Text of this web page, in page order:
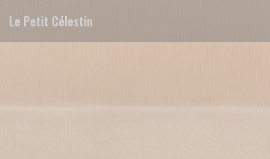
Le Petit Célestin